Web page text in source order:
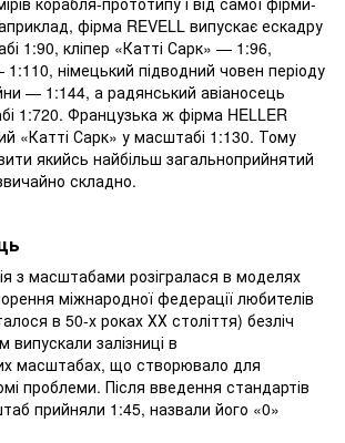
фірма REVELL випускає ескадру
1:90, кліпер «Катті Сарк» — 1:96,
німецький підводний човен періоду
— 1:144, а радянський авіаносець
1:720. Французька ж фірма HELLER
«Катті Сарк» у масштабі 1:130. Тому
якийсь найбільш загальноприйнятий
складно.
з масштабами розігралася в моделях
міжнародної федерації любителів
в 50-х роках ХХ століття) безліч
випускали залізниці в
масштабах, що створювало для
проблеми. Після введення стандартів
прийняли 1:45, назвали його «0»